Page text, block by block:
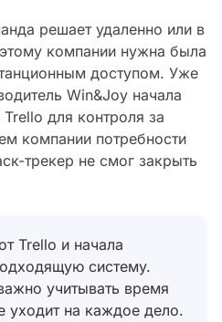
решает удаленно или в
компании нужна была
доступом. Уже
Win&Joy начала
для контроля за
компании потребности
трекер не смог закрыть
Trello и начала
систему.
учитывать время
уходит на каждое дело.